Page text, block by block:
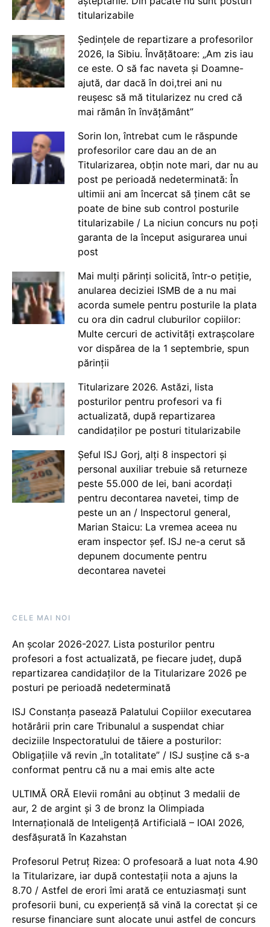
titularizabile
Ședințele de repartizare a profesorilor
2026, la Sibiu. Învățătoare: „Am zis iau
ce este. O să fac naveta și Doamne-
ajută, dar dacă în doi,trei ani nu
reușesc să mă titularizez nu cred că
mai rămân în învățământ”
Sorin Ion, întrebat cum le răspunde
profesorilor care dau an de an
Titularizarea, obțin note mari, dar nu au
post pe perioadă nedeterminată: În
ultimii ani am încercat să ținem cât se
poate de bine sub control posturile
titularizabile / La niciun concurs nu poți
garanta de la început asigurarea unui
post
Mai mulți părinți solicită, într-o petiție,
anularea deciziei ISMB de a nu mai
acorda sumele pentru posturile la plata
cu ora din cadrul cluburilor copiilor:
Multe cercuri de activități extrașcolare
vor dispărea de la 1 septembrie, spun
părinții
Titularizare 2026. Astăzi, lista
posturilor pentru profesori va fi
actualizată, după repartizarea
candidaților pe posturi titularizabile
Șeful ISJ Gorj, alți 8 inspectori și
personal auxiliar trebuie să returneze
peste 55.000 de lei, bani acordați
pentru decontarea navetei, timp de
peste un an / Inspectorul general,
Marian Staicu: La vremea aceea nu
eram inspector șef. ISJ ne-a cerut să
depunem documente pentru
decontarea navetei
CELE MAI NOI
An școlar 2026-2027. Lista posturilor pentru
profesori a fost actualizată, pe fiecare județ, după
repartizarea candidaților de la Titularizare 2026 pe
posturi pe perioadă nedeterminată
ISJ Constanța pasează Palatului Copiilor executarea
hotărârii prin care Tribunalul a suspendat chiar
deciziile Inspectoratului de tăiere a posturilor:
Obligațiile vă revin „în totalitate” / ISJ susține că s-a
conformat pentru că nu a mai emis alte acte
ULTIMĂ ORĂ Elevii români au obținut 3 medalii de
aur, 2 de argint și 3 de bronz la Olimpiada
Internațională de Inteligență Artificială – IOAI 2026,
desfășurată în Kazahstan
Profesorul Petruț Rizea: O profesoară a luat nota 4.90
la Titularizare, iar după contestații nota a ajuns la
8.70 / Astfel de erori îmi arată ce entuziasmați sunt
profesorii buni, cu experiență să vină la corectat și ce
resurse financiare sunt alocate unui astfel de concurs